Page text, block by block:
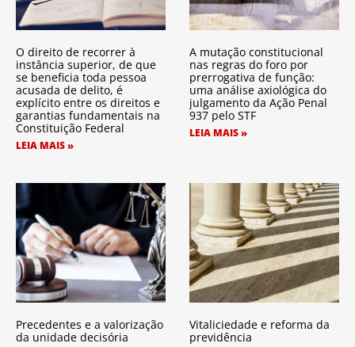
O direito de recorrer à
instância superior, de que
se beneficia toda pessoa
acusada de delito, é
explícito entre os direitos e
garantias fundamentais na
Constituição Federal
LEIA MAIS »
A mutação constitucional
nas regras do foro por
prerrogativa de função:
uma análise axiológica do
julgamento da Ação Penal
937 pelo STF
LEIA MAIS »
Precedentes e a valorização
da unidade decisória
Vitaliciedade e reforma da
previdência